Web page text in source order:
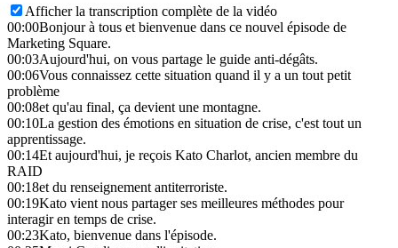
Afficher la transcription complète de la vidéo
00:00Bonjour à tous et bienvenue dans ce nouvel épisode de
Marketing Square.
00:03Aujourd'hui, on vous partage le guide anti-dégâts.
00:06Vous connaissez cette situation quand il y a un tout petit
problème
00:08et qu'au final, ça devient une montagne.
00:10La gestion des émotions en situation de crise, c'est tout un
apprentissage.
00:14Et aujourd'hui, je reçois Kato Charlot, ancien membre du
RAID
00:18et du renseignement antiterroriste.
00:19Kato vient nous partager ses meilleures méthodes pour
interagir en temps de crise.
00:23Kato, bienvenue dans l'épisode.